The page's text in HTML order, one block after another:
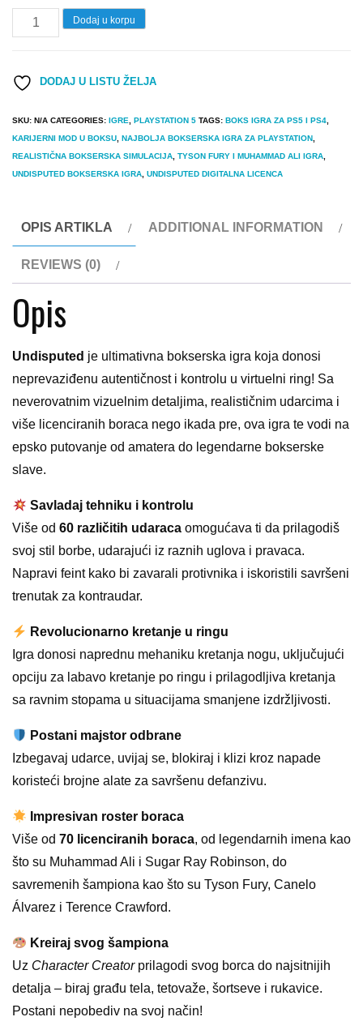
Undisputed
quantity
Dodaj u korpu
DODAJ U LISTU ŽELJA
SKU: N/A CATEGORIES: IGRE, PLAYSTATION 5 TAGS: BOKS IGRA ZA PS5 I PS4,
KARIJERNI MOD U BOKSU, NAJBOLJA BOKSERSKA IGRA ZA PLAYSTATION,
REALISTIČNA BOKSERSKA SIMULACIJA, TYSON FURY I MUHAMMAD ALI IGRA,
UNDISPUTED BOKSERSKA IGRA, UNDISPUTED DIGITALNA LICENCA
OPIS ARTIKLA ADDITIONAL INFORMATION
REVIEWS (0)
Opis
Undisputed je ultimativna bokserska igra koja donosi
neprevaziđenu autentičnost i kontrolu u virtuelni ring! Sa
neverovatnim vizuelnim detaljima, realističnim udarcima i
više licenciranih boraca nego ikada pre, ova igra te vodi na
epsko putovanje od amatera do legendarne bokserske
slave.
Savladaj tehniku i kontrolu
Više od 60 različitih udaraca omogućava ti da prilagodiš
svoj stil borbe, udarajući iz raznih uglova i pravaca.
Napravi feint kako bi zavarali protivnika i iskoristili savršeni
trenutak za kontraudar.
Revolucionarno kretanje u ringu
Igra donosi naprednu mehaniku kretanja nogu, uključujući
opciju za labavo kretanje po ringu i prilagodljiva kretanja
sa ravnim stopama u situacijama smanjene izdržljivosti.
Postani majstor odbrane
Izbegavaj udarce, uvijaj se, blokiraj i klizi kroz napade
koristeći brojne alate za savršenu defanzivu.
Impresivan roster boraca
Više od 70 licenciranih boraca, od legendarnih imena kao
što su Muhammad Ali i Sugar Ray Robinson, do
savremenih šampiona kao što su Tyson Fury, Canelo
Álvarez i Terence Crawford.
Kreiraj svog šampiona
Uz Character Creatorprilagodi svog borca do najsitnijih
detalja – biraj građu tela, tetovaže, šortseve i rukavice.
Postani nepobediv na svoj način!